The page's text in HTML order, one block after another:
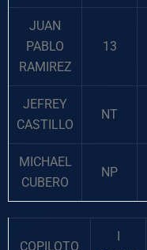
JUAN
PABLO
RAMIREZ
13
JEFREY
CASTILLO
NT
MICHAEL
CUBERO
NP
COPILOTO
I